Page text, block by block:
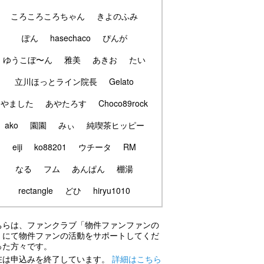
ころころころちゃん
きよのふみ
ぽん
hasechaco
ぴんが
ゆうこぼ〜ん
雅美 あきお
たい
立川ほっとライン院長
Gelato
やました
あやたろす
Choco89rock
ako
園園 みぃ
純喫茶ヒッピー
eiji
ko88201 ウチータ
RM
なる
フム あんぱん
棚湯
rectangle
どひ hiryu1010
らは、ファンクラブ「物件ファンファンの
にて物件ファンの活動をサポートしてくだ
方々です。
申込みを終了しています。 詳細はこちら